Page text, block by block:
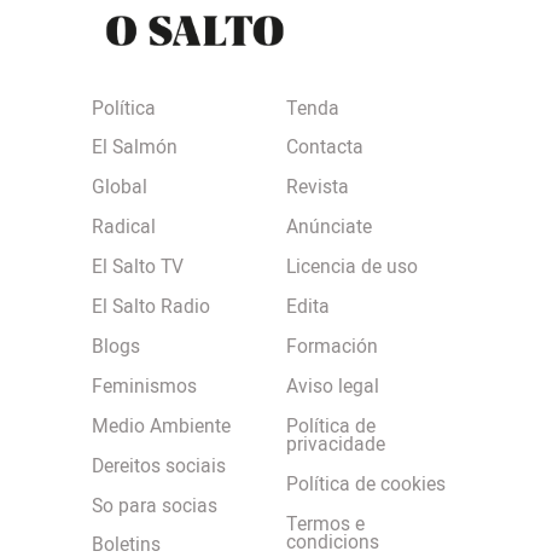
Política
El Salmón
Global
Radical
El Salto TV
El Salto Radio
Blogs
Feminismos
Medio Ambiente
Dereitos sociais
So para socias
Boletins
Tenda
Contacta
Revista
Anúnciate
Licencia de uso
Edita
Formación
Aviso legal
Política de
privacidade
Política de cookies
Termos e
condicions